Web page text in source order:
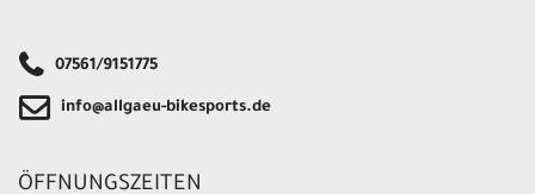
07561/9151775
info@allgaeu-bikesports.de
ÖFFNUNGSZEITEN